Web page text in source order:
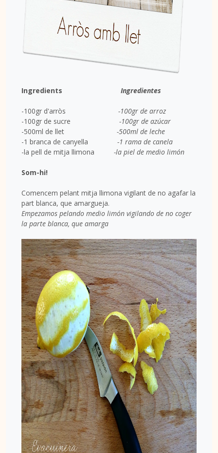
Ingredients Ingredientes
-100gr d'arròs
-100gr de arroz
-100gr de sucre -100gr de azúcar
-500ml de llet -500ml de leche
-1 branca de canyella -1 rama de canela
-la pell de mitja llimona
-la piel de medio limón
Som-hi!
Comencem pelant mitja llimona vigilant de no agafar la
part blanca, que amargueja.
Empezamos pelando medio limón vigilando de no coger
la parte blanca, que amarga